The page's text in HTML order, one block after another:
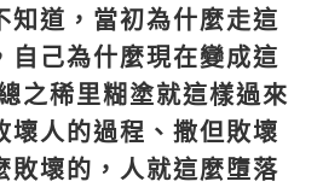
知道，當初為什麼走這
自己為什麼現在變成這
之稀里糊塗就這樣過來
壞人的過程、撒但敗壞
敗壞的，人就這麼墮落